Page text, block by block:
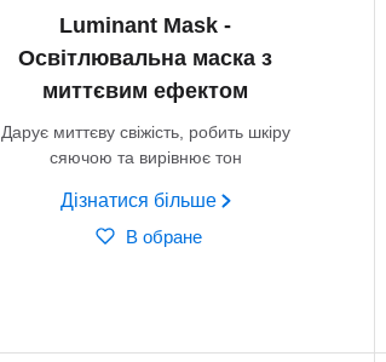
Luminant Mask -
Освітлювальна маска з
миттєвим ефектом
Дарує миттєву свіжість, робить шкіру
сяючою та вирівнює тон
Дізнатися більше
В обране